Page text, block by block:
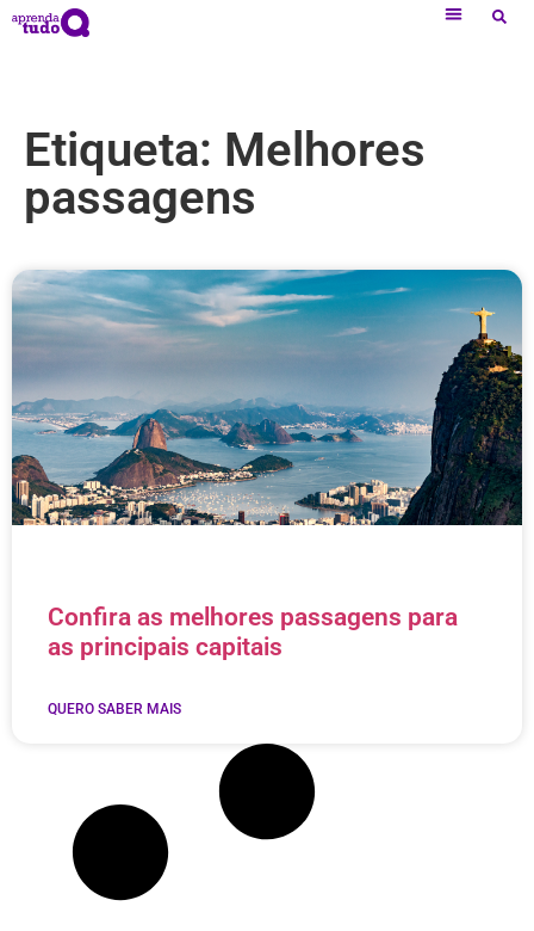
Etiqueta: Melhores
passagens
Confira as melhores passagens para
as principais capitais
QUERO SABER MAIS